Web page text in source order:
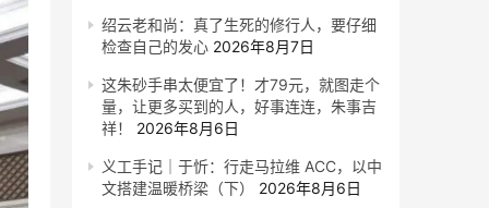
绍云老和尚：真了生死的修行人，要仔细
检查自己的发心 2026年8月7日
这朱砂手串太便宜了！才79元，就图走个
量，让更多买到的人，好事连连，朱事吉
祥！
2026年8月6日
义工手记｜于忻：行走马拉维 ACC，以中
文搭建温暖桥梁（下）
2026年8月6日